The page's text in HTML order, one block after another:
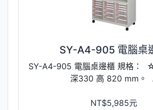
SY-A4-905 電腦桌
SY-A4-905 電腦桌邊櫃 規格：
深330 高 820 mm。
NT$5,985元